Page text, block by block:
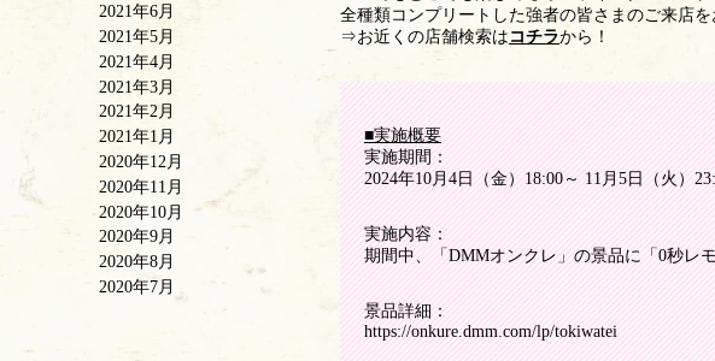
全種類コンプリートした強者の皆さまのご来店
⇒お近くの店舗検索は コチラから！
■実施概要
実施期間：
2024年10月4日（金）18:00～ 11月5日（火）
実施内容：
期間中、「DMMオンクレ」の景品に「0秒レ
景品詳細：
https://onkure.dmm.com/lp/tokiwatei
2021年6月
2021年5月
2021年4月
2021年3月
2021年2月
2021年1月
2020年12月
2020年11月
2020年10月
2020年9月
2020年8月
2020年7月